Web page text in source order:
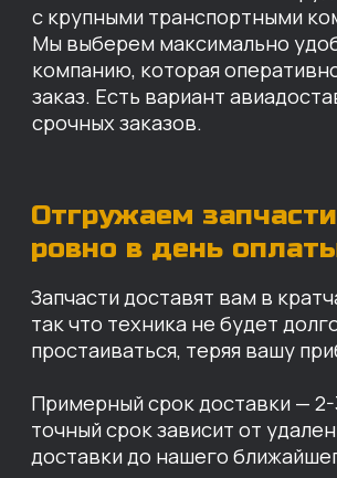
Хабаровск
Краснодар
Москва
Санкт-Петербург
Иваново
Казань
Екатеринбург Красноярск
КАРТА НАШИХ СКЛАДОВ
ОПЛАТА
Нашими клиентами могут быть все — как